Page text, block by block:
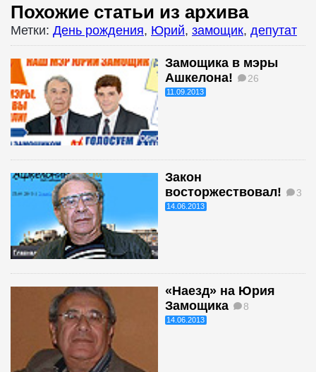
Похожие статьи из архива
Метки: День рождения, Юрий, замощик, депутат
Замощика в мэры
Ашкелона!
26
11.09.2013
Закон
восторжествовал!
3
14.06.2013
«Наезд» на Юрия
Замощика
8
14.06.2013